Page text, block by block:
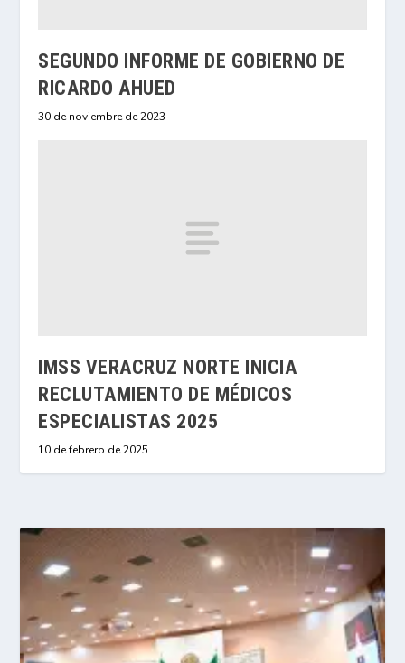
SEGUNDO INFORME DE GOBIERNO DE
RICARDO AHUED
30 de noviembre de 2023
IMSS VERACRUZ NORTE INICIA
RECLUTAMIENTO DE MÉDICOS
ESPECIALISTAS 2025
10 de febrero de 2025